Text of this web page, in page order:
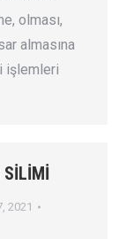
olması,
almasına
işlemleri
2021